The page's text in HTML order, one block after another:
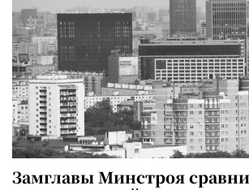
Замглавы Минстроя